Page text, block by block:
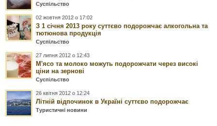
Суспільство
02 жовтня 2012 о 17:02
З 1 січня 2013 року суттєво подорожчає алкогольна та
тютюнова продукція
Суспільство
27 липня 2012 о 12:43
М'ясо та молоко можуть подорожчати через високі
ціни на зернові
Суспільство
26 квітня 2012 о 12:24
Літній відпочинок в Україні суттєво подорожчає
Туристичні новини